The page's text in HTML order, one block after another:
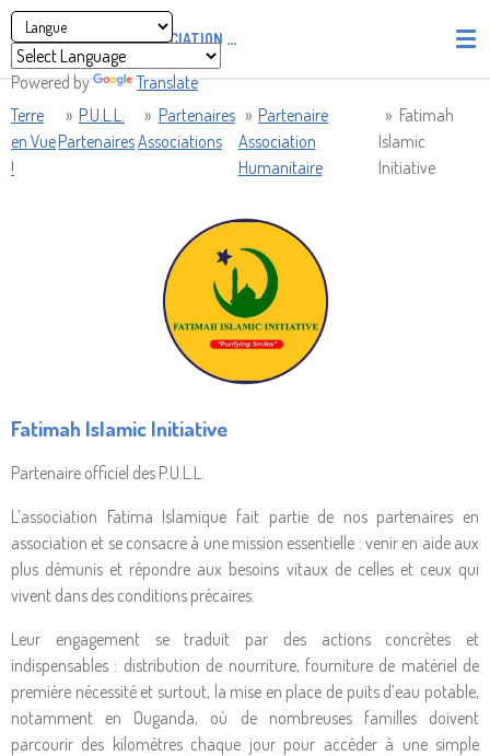
Powered by Translate
Passer
au
contenu
ASSOCIATION PIRATES' UNION OF LIGHT AND LOVE -
Terre
en Vue
!
» P.U.L.L.
Partenaires
» Partenaires
Associations
» Partenaire
Association
Humanitaire
» Fatimah
Islamic
Initiative
Fatimah Islamic Initiative
Partenaire officiel des P.U.L.L.
L’association Fatima Islamique fait partie de nos partenaires en
association et se consacre à une mission essentielle : venir en aide aux
plus démunis et répondre aux besoins vitaux de celles et ceux qui
vivent dans des conditions précaires.
Leur engagement se traduit par des actions concrètes et
indispensables : distribution de nourriture, fourniture de matériel de
première nécessité et surtout, la mise en place de puits d’eau potable,
notamment en Ouganda, où de nombreuses familles doivent
parcourir des kilomètres chaque jour pour accéder à une simple